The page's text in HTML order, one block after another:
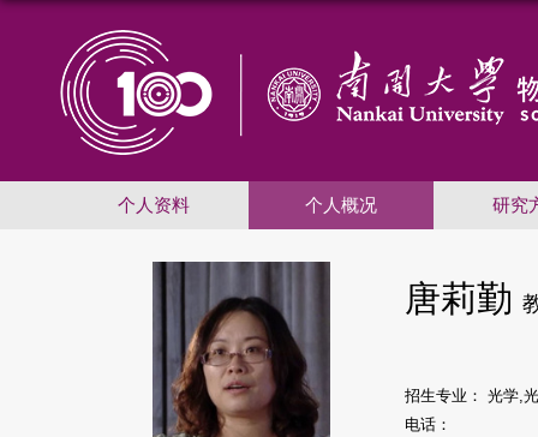
个人资料 个人概况 研究
唐莉勤
招生专业： 光学,
电话：